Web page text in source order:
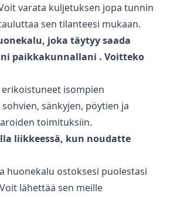
varata kuljetuksen jopa tunnin
sen tilanteesi mukaan.
joka täytyy saada
paikkakunnallani . Voitteko
erikoistuneet isompien
sänkyjen, pöytien ja
toimituksiin.
liikkeessä, kun noudatte
huonekalu ostoksesi puolestasi
lähettää sen meille